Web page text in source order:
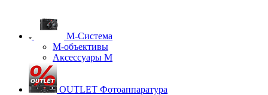
M-Система
М-объективы
Аксессуары М
OUTLET Фотоаппаратура